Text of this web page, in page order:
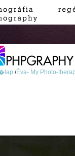
/Éva- My Photo-